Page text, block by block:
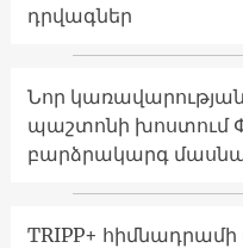
դրվագներ
Նոր
պաշտոնի խոստում
բարձրակարգ
TRIPP+